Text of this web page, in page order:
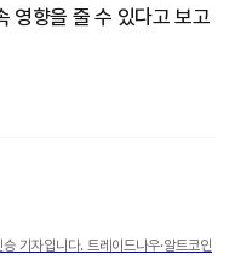
영향을 줄 수 있다고 보고
기자입니다. 트레이드나우·알트코인